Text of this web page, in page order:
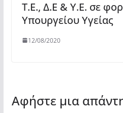
Τ.Ε., Δ.Ε & Υ.Ε. σε
Υπουργείου Υγείας
12/08/2020
Αφήστε μια